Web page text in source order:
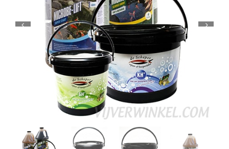
Onze showroom >>>